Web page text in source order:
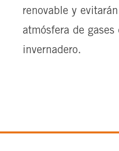
renovable y
atmósfera de gases
invernadero.